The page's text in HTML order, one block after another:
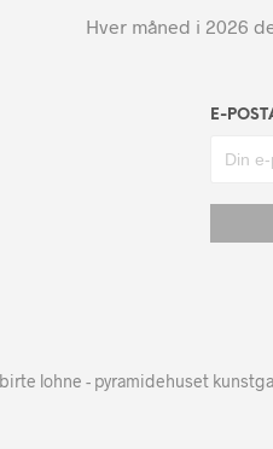
Hver måned i 2026
E-
birte lohne - pyramidehuset